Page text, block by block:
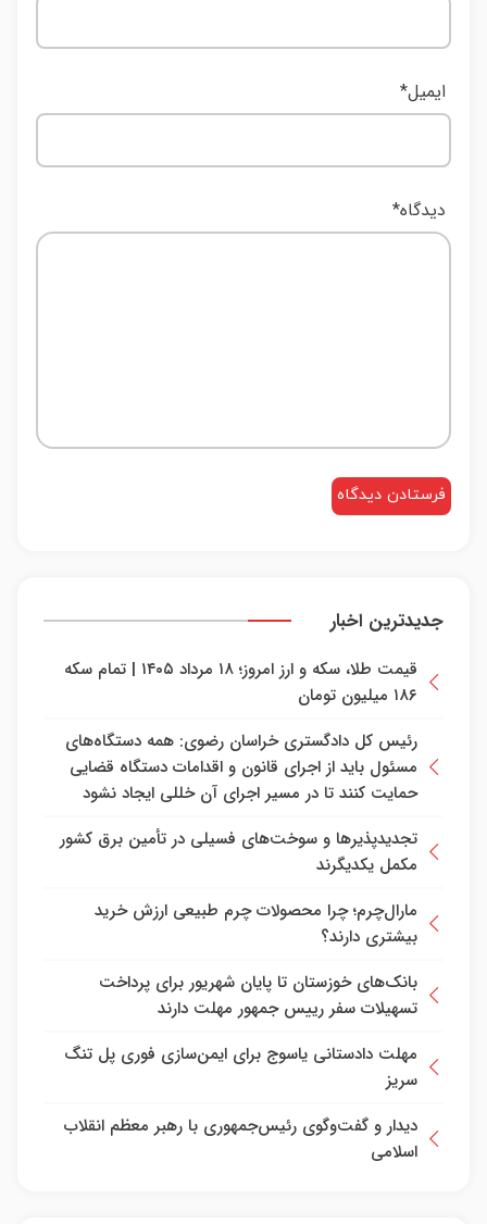
جدیدترین اخبار
قیمت طلا، سکه و ارز امروز؛ ۱۸ مرداد ۱۴۰۵ | تمام سکه
۱۸۶ میلیون تومان
رئیس کل دادگستری خراسان رضوی: همه دستگاه‌های
مسئول باید از اجرای قانون و اقدامات دستگاه قضایی
حمایت کنند تا در مسیر اجرای آن خللی ایجاد نشود
تجدیدپذیرها و سوخت‌های فسیلی‌ در تأمین برق کشور
مکمل یکدیگرند
مارال‌چرم؛ چرا محصولات چرم طبیعی ارزش خرید
بیشتری دارند؟
بانک‌های خوزستان تا پایان شهریور برای پرداخت
تسهیلات سفر رییس جمهور مهلت دارند
مهلت دادستانی یاسوج برای ایمن‌سازی فوری پل تنگ
سریز
دیدار و گفت‌وگوی رئیس‌جمهوری با رهبر معظم انقلاب
اسلامی
دیدگاه*
ایمیل*